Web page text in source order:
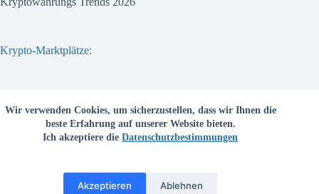
Wir verwenden Cookies, um sicherzustellen, dass wir Ihnen die
beste Erfahrung auf unserer Website bieten.
Ich akzeptiere dieDatenschutzbestimmungen
Akzeptieren Ablehnen
Krypto-Marktplätze:
Bitpanda
Bitcoin.de